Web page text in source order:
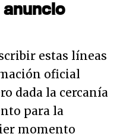
estas líneas
oficial
dada la cercanía
para la
momento